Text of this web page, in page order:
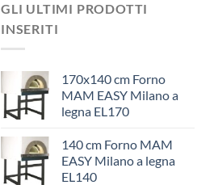
GLI ULTIMI PRODOTTI
INSERITI
170x140 cm Forno
MAM EASY Milano a
legna EL170
140 cm Forno MAM
EASY Milano a legna
EL140